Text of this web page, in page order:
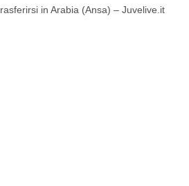
in Arabia (Ansa) – Juvelive.it